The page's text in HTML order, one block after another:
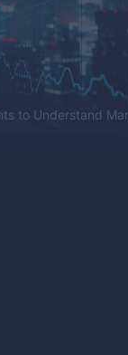
to Understand